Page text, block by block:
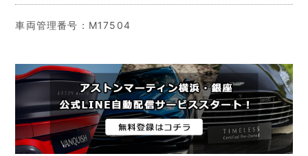
車両管理番号：M17504